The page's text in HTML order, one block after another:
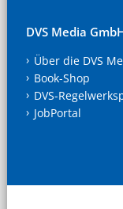
DVS Media
Über die DVS
Book-Shop
DVS-
JobPortal